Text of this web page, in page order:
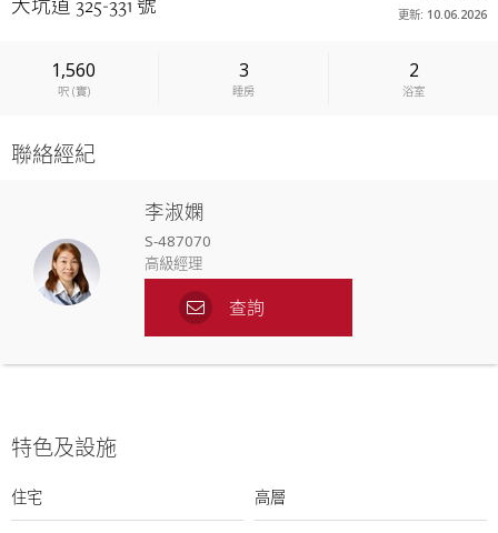
大坑道 325-331 號
更新: 10.06.2026
1,560
呎(實)
3
睡房
2
浴室
聯絡經紀
李淑嫻
S-487070
高級經理
查詢
特色及設施
住宅 高層